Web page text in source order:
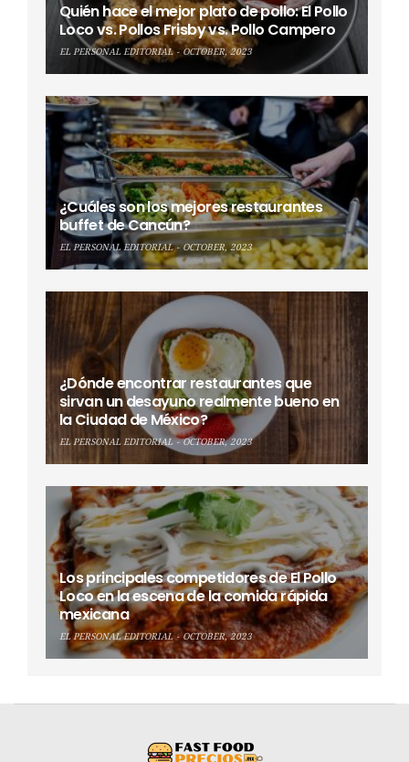
Quién hace el mejor plato de pollo: El Pollo
Loco vs. Pollos Frisby vs. Pollo Campero
EL PERSONAL EDITORIAL OCTOBER, 2023
¿Cuáles son los mejores restaurantes
buffet de Cancún?
EL PERSONAL EDITORIAL OCTOBER, 2023
¿Dónde encontrar restaurantes que
sirvan un desayuno realmente bueno en
la Ciudad de México?
EL PERSONAL EDITORIAL OCTOBER, 2023
Los principales competidores de El Pollo
Loco en la escena de la comida rápida
mexicana
EL PERSONAL EDITORIAL OCTOBER, 2023